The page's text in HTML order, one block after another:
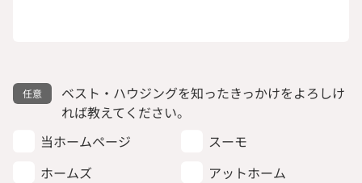
ベスト・ハウジングを知ったきっかけをよろしけ
れば教えてください。
当ホームページ
スーモ
ホームズ
アットホーム